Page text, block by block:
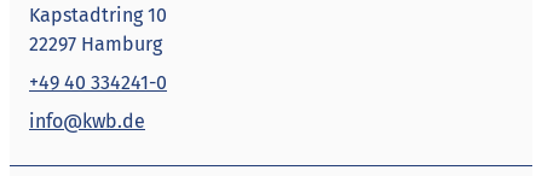
Kapstadtring 10
22297 Hamburg
+49 40 334241-0
info@kwb.de